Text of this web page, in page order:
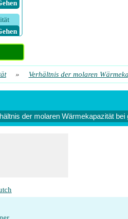
» Verhältnis der molaren
der molaren Wärmekapazität bei